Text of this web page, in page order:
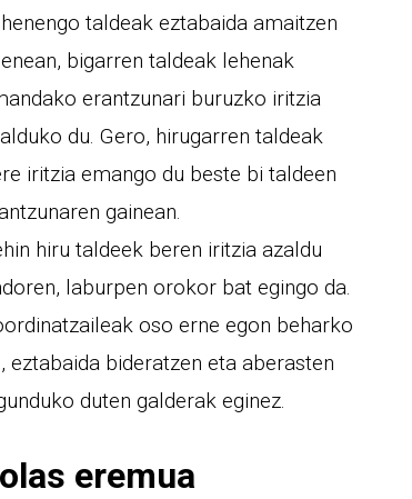
taldeak eztabaida amaitzen
bigarren taldeak lehenak
erantzunari buruzko iritzia
du. Gero, hirugarren taldeak
iritzia emango du beste bi taldeen
gainean.
hiru taldeek beren iritzia azaldu
laburpen orokor bat egingo da.
oso erne egon beharko
eztabaida bideratzen eta aberasten
duten galderak eginez.
eremua